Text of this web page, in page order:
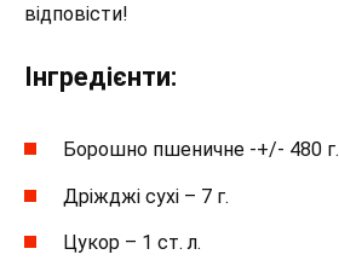
відповісти!
Інгредієнти:
Борошно пшеничне -+/- 480 г.
Дріжджі сухі – 7 г.
Цукор – 1 ст. л.